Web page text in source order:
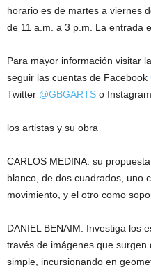
horario es de martes a viernes
de 11 a.m. a 3 p.m. La entrada
Para mayor información visitar
seguir las cuentas de Facebook
Twitter @GBGARTS o Instagram
los artistas y su obra
CARLOS MEDINA: su
blanco, de dos cuadrados, uno
movimiento, y el otro como
DANIEL BENAIM: Investiga los
través de imágenes que
simple, incursionando en